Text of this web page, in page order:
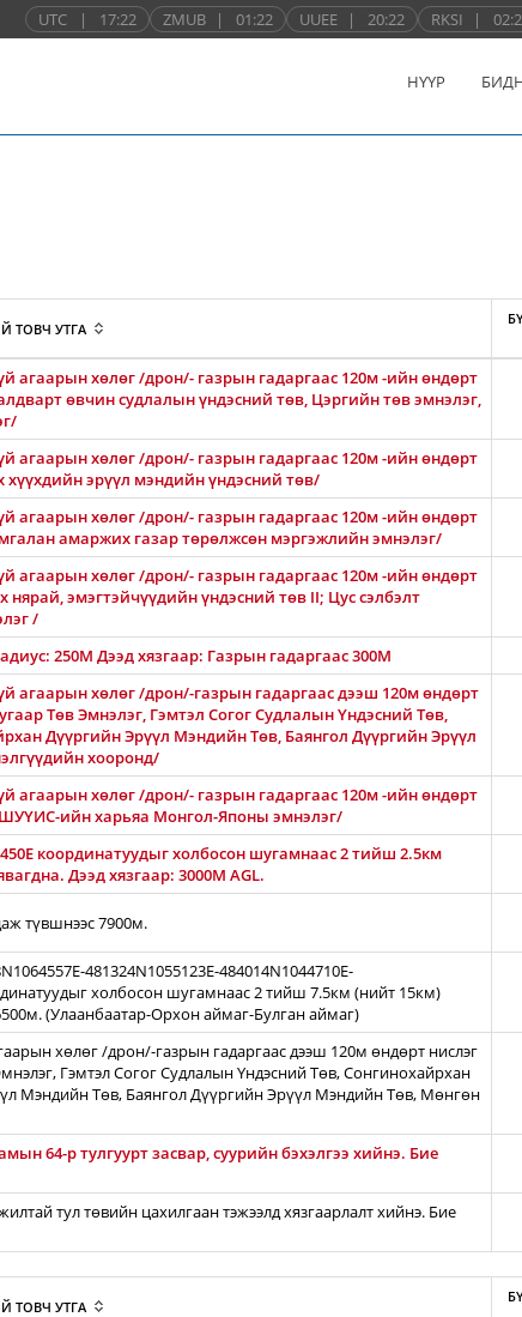
UTC | 17:22 ZMUB | 01:22 UUEE | 20:22 RKSI |
НҮҮР
ТОВЧ УТГА
агаарын хөлөг /дрон/- газрын гадаргаас 120м -ийн өндөрт
өвчин судлалын үндэсний төв, Цэргийн төв эмнэлэг,
агаарын хөлөг /дрон/- газрын гадаргаас 120м -ийн өндөрт
хүүхдийн эрүүл мэндийн үндэсний төв/
агаарын хөлөг /дрон/- газрын гадаргаас 120м -ийн өндөрт
амаржих газар төрөлжсөн мэргэжлийн эмнэлэг/
агаарын хөлөг /дрон/- газрын гадаргаас 120м -ийн өндөрт
нярай, эмэгтэйчүүдийн үндэсний төв II; Цус сэлбэлт
/
250М Дээд хязгаар: Газрын гадаргаас 300M
агаарын хөлөг /дрон/-газрын гадаргаас дээш 120м өндөрт
Төв Эмнэлэг, Гэмтэл Согог Судлалын Үндэсний Төв,
Дүүргийн Эрүүл Мэндийн Төв, Баянгол Дүүргийн Эрүүл
хооронд/
агаарын хөлөг /дрон/- газрын гадаргаас 120м -ийн өндөрт
ийн харьяа Монгол-Японы эмнэлэг/
координатуудыг холбосон шугамнаас 2 тийш 2.5км
Дээд хязгаар: 3000М AGL.
түвшнээс 7900м.
481324N1055123E-484014N1044710E-
холбосон шугамнаас 2 тийш 7.5км (нийт 15км)
(Улаанбаатар-Орхон аймаг-Булган аймаг)
хөлөг /дрон/-газрын гадаргаас дээш 120м өндөрт нислэг
Гэмтэл Согог Судлалын Үндэсний Төв, Сонгинохайрхан
Мэндийн Төв, Баянгол Дүүргийн Эрүүл Мэндийн Төв, Мөнгөн
64-р тулгуурт засвар, суурийн бэхэлгээ хийнэ. Бие
тул төвийн цахилгаан тэжээлд хязгаарлалт хийнэ. Бие
ТОВЧ УТГА